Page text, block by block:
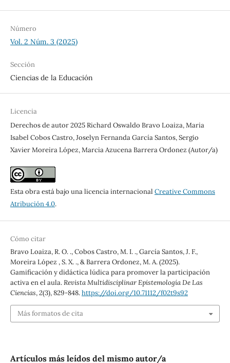
Número
Vol. 2 Núm. 3 (2025)
Sección
Ciencias de la Educación
Licencia
Derechos de autor 2025 Richard Oswaldo Bravo Loaiza, Maria
Isabel Cobos Castro, Joselyn Fernanda García Santos, Sergio
Xavier Moreira López, Marcia Azucena Barrera Ordonez (Autor/a)
Esta obra está bajo una licencia internacional Creative Commons
Atribución 4.0.
Cómo citar
Bravo Loaiza, R. O. ., Cobos Castro, M. I. ., García Santos, J. F.,
Moreira López , S. X. ., & Barrera Ordonez, M. A. (2025).
Gamificación y didáctica lúdica para promover la participación
activa en el aula.Revista Multidisciplinar Epistemología De Las
Ciencias,2(3), 829-848.https://doi.org/10.71112/f02t9s92
Más formatos de cita
Artículos más leídos del mismo autor/a